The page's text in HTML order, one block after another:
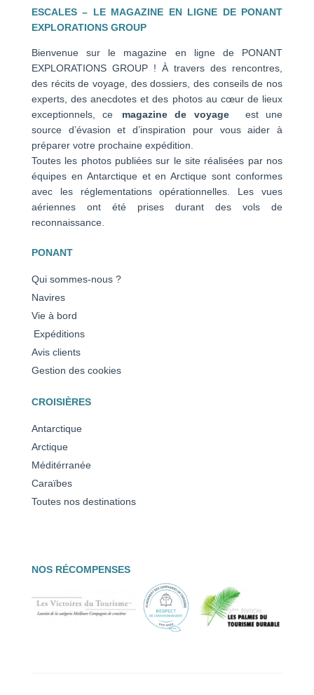
ESCALES – LE MAGAZINE EN LIGNE DE PONANT
EXPLORATIONS GROUP
Bienvenue sur le magazine en ligne de PONANT
EXPLORATIONS GROUP ! À travers des rencontres,
des récits de voyage, des dossiers, des conseils de nos
experts, des anecdotes et des photos au cœur de lieux
exceptionnels, ce magazine de voyage
est une
source d’évasion et d’inspiration pour vous aider à
préparer votre prochaine expédition.
Toutes les photos publiées sur le site réalisées par nos
équipes en Antarctique et en Arctique sont conformes
avec les réglementations opérationnelles. Les vues
aériennes ont été prises durant des vols de
reconnaissance.
PONANT
Qui sommes-nous ?
Navires
Vie à bord
Expéditions
Avis clients
Gestion des cookies
CROISIÈRES
Antarctique
Arctique
Méditérranée
Caraïbes
Toutes nos destinations
NOS RÉCOMPENSES